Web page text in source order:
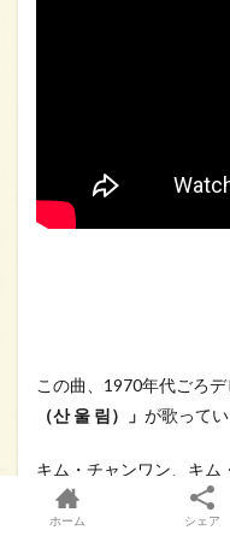
この曲、1970年代ごろ
（산 울 림）」 が歌ってい
キム・チャンワン、キム
いう3人の兄弟がメンバ
ホーム シェア